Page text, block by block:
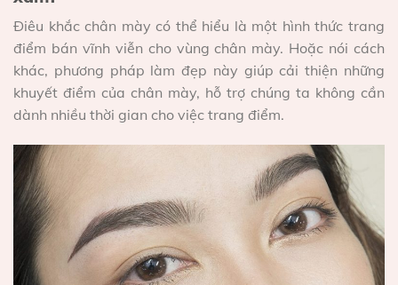
Điêu khắc chân mày có thể hiểu là một hình thức trang
điểm bán vĩnh viễn cho vùng chân mày. Hoặc nói cách
khác, phương pháp làm đẹp này giúp cải thiện những
khuyết điểm của chân mày, hỗ trợ chúng ta không cần
dành nhiều thời gian cho việc trang điểm.